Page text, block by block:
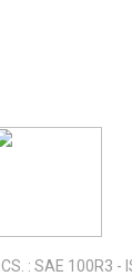
: SAE 100R3 -